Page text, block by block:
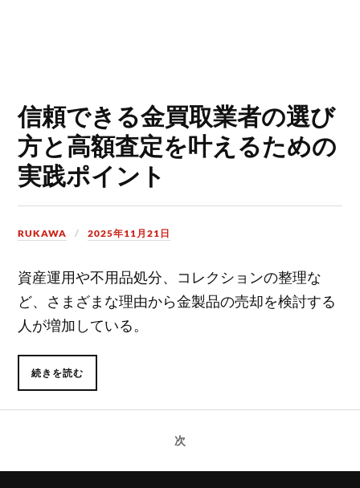
信頼できる金買取業者の選び
方と高額査定を叶えるための
実践ポイント
RUKAWA 2025年11月21日
資産運用や不用品処分、コレクションの整理な
ど、さまざまな理由から金製品の売却を検討する
人が増加している。
続きを読む
次